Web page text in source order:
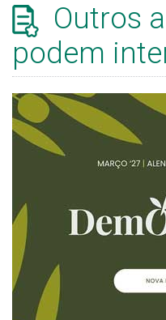
Outros
podem